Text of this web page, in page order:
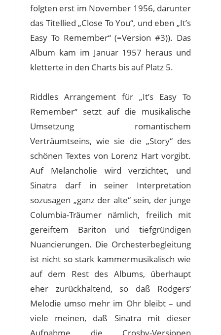
folgten erst im November 1956, darunter
das Titellied „Close To You“, und eben „It’s
Easy To Remember“ (=Version #3)). Das
Album kam im Januar 1957 heraus und
kletterte in den Charts bis auf Platz 5.
Riddles Arrangement für „It’s Easy To
Remember“ setzt auf die musikalische
Umsetzung romantischem
Verträumtseins, wie sie die „Story“ des
schönen Textes von Lorenz Hart vorgibt.
Auf Melancholie wird verzichtet, und
Sinatra darf in seiner Interpretation
sozusagen „ganz der alte“ sein, der junge
Columbia-Träumer nämlich, freilich mit
gereiftem Bariton und tiefgründigen
Nuancierungen. Die Orchesterbegleitung
ist nicht so stark kammermusikalisch wie
auf dem Rest des Albums, überhaupt
eher zurückhaltend, so daß Rodgers‘
Melodie umso mehr im Ohr bleibt – und
viele meinen, daß Sinatra mit dieser